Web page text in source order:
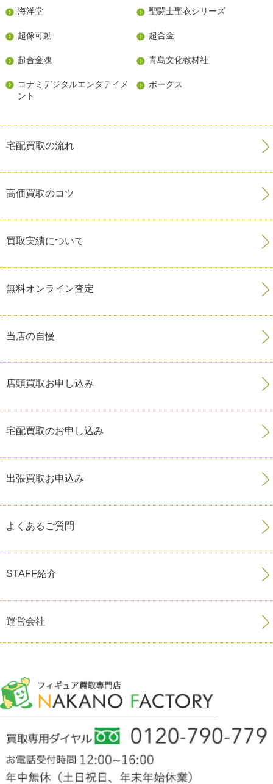
海洋堂 聖闘士聖衣シリーズ
超像可動 超合金
超合金魂 青島文化教材社
コナミデジタルエンタテイメ
ント
ボークス
宅配買取の流れ
高価買取のコツ
買取実績について
無料オンライン査定
当店の自慢
店頭買取お申し込み
宅配買取のお申し込み
出張買取お申込み
よくあるご質問
STAFF紹介
運営会社